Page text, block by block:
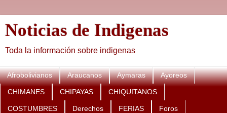
Noticias de Indigenas
Toda la información sobre indigenas
Afrobolivianos Araucanos Aymaras Ayoreos
CHIMANES CHIPAYAS CHIQUITANOS
COSTUMBRES Derechos FERIAS Foros